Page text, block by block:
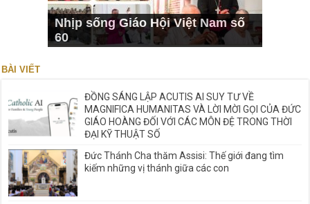
Nhịp sống Giáo Hội Việt Nam số
60
BÀI VIẾT
ĐỒNG SÁNG LẬP ACUTIS AI SUY TƯ VỀ
MAGNIFICA HUMANITAS VÀ LỜI MỜI GỌI CỦA ĐỨC
GIÁO HOÀNG ĐỐI VỚI CÁC MÔN ĐỆ TRONG THỜI
ĐẠI KỸ THUẬT SỐ
Đức Thánh Cha thăm Assisi: Thế giới đang tìm
kiếm những vị thánh giữa các con